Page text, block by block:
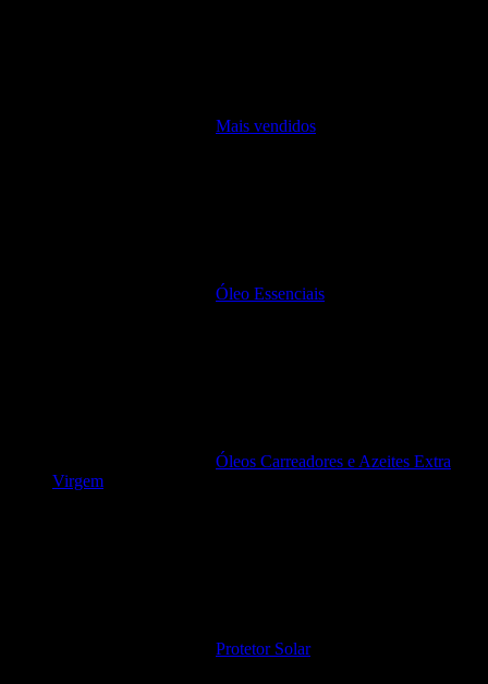
Mais vendidos
Óleo Essenciais
Óleos Carreadores e Azeites Extra
Virgem
Protetor Solar